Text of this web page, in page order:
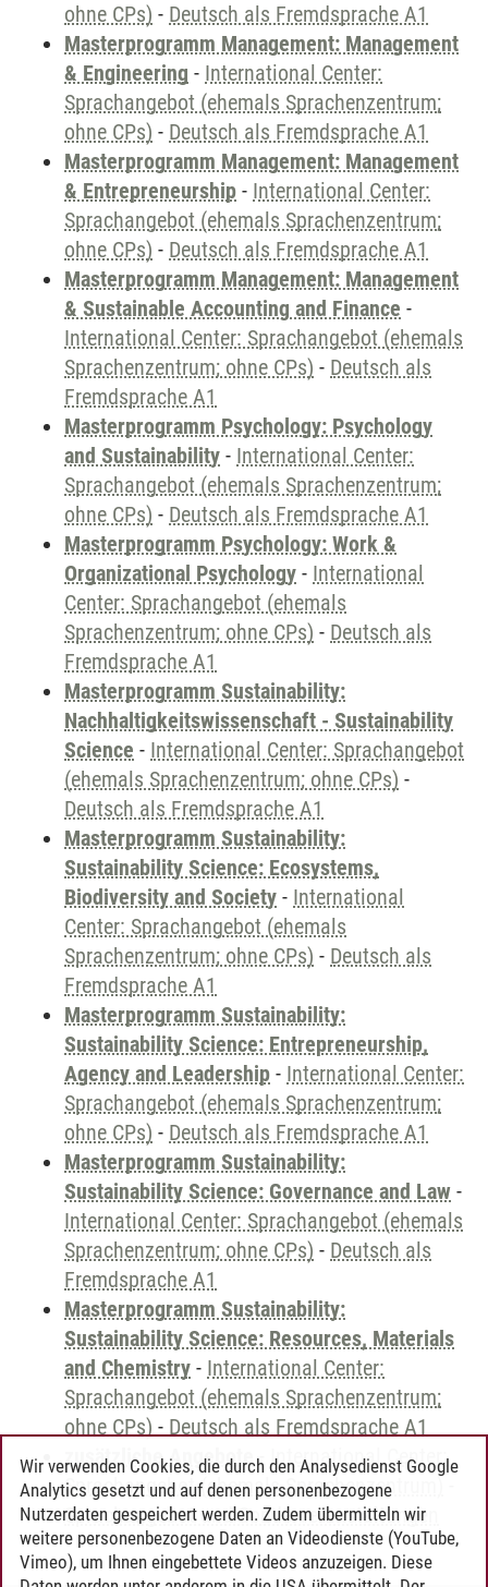
ohne CPs) - Deutsch als Fremdsprache A1
Masterprogramm Management: Management
& Engineering - International Center:
Sprachangebot (ehemals Sprachenzentrum;
ohne CPs) - Deutsch als Fremdsprache A1
Masterprogramm Management: Management
& Entrepreneurship - International Center:
Sprachangebot (ehemals Sprachenzentrum;
ohne CPs) - Deutsch als Fremdsprache A1
Masterprogramm Management: Management
& Sustainable Accounting and Finance -
International Center: Sprachangebot (ehemals
Sprachenzentrum; ohne CPs) - Deutsch als
Fremdsprache A1
Masterprogramm Psychology: Psychology
and Sustainability - International Center:
Sprachangebot (ehemals Sprachenzentrum;
ohne CPs) - Deutsch als Fremdsprache A1
Masterprogramm Psychology: Work &
Organizational Psychology - International
Center: Sprachangebot (ehemals
Sprachenzentrum; ohne CPs) - Deutsch als
Fremdsprache A1
Masterprogramm Sustainability:
Nachhaltigkeitswissenschaft - Sustainability
Science - International Center: Sprachangebot
(ehemals Sprachenzentrum; ohne CPs) -
Deutsch als Fremdsprache A1
Masterprogramm Sustainability:
Sustainability Science: Ecosystems,
Biodiversity and Society - International
Center: Sprachangebot (ehemals
Sprachenzentrum; ohne CPs) - Deutsch als
Fremdsprache A1
Masterprogramm Sustainability:
Sustainability Science: Entrepreneurship,
Agency and Leadership - International Center:
Sprachangebot (ehemals Sprachenzentrum;
ohne CPs) - Deutsch als Fremdsprache A1
Masterprogramm Sustainability:
Sustainability Science: Governance and Law -
International Center: Sprachangebot (ehemals
Sprachenzentrum; ohne CPs) - Deutsch als
Fremdsprache A1
Masterprogramm Sustainability:
Sustainability Science: Resources, Materials
and Chemistry - International Center:
Sprachangebot (ehemals Sprachenzentrum;
ohne CPs) - Deutsch als Fremdsprache A1
zusätzliche Angebote- International Center:
Sprachangebot (ehemals Sprachenzentrum)
Sprachangebot und Sonderveranstaltungen
Wir verwenden Cookies, die durch den Analysedienst Google
Analytics gesetzt und auf denen personenbezogene
Nutzerdaten gespeichert werden. Zudem übermitteln wir
weitere personenbezogene Daten an Videodienste (YouTube,
Vimeo), um Ihnen eingebettete Videos anzuzeigen. Diese